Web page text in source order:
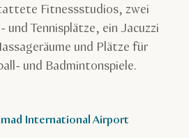
Fitnessstudios, zwei
und Tennisplätze, ein Jacuzzi
und Plätze für
und Badmintonspiele.
International Airport